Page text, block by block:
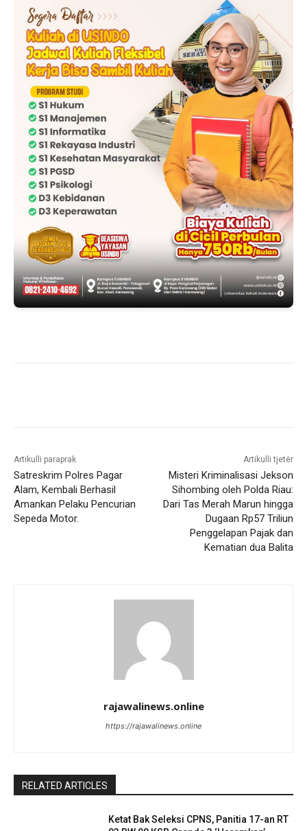
Artikulli paraprak
Satreskrim Polres Pagar
Alam, Kembali Berhasil
Amankan Pelaku Pencurian
Sepeda Motor.
Artikulli tjetër
Misteri Kriminalisasi Jekson
Sihombing oleh Polda Riau:
Dari Tas Merah Marun hingga
Dugaan Rp57 Triliun
Penggelapan Pajak dan
Kematian dua Balita
rajawalinews.online
https://rajawalinews.online
RELATED ARTICLES
Ketat Bak Seleksi CPNS, Panitia 17-an RT